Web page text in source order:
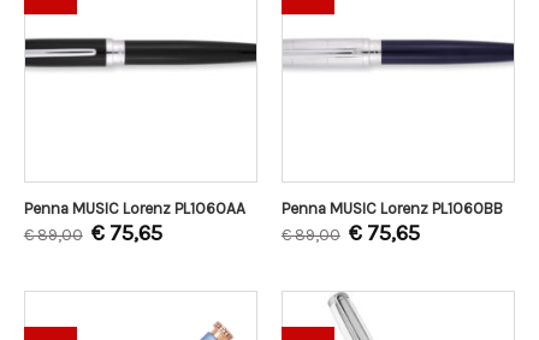
Penna MUSIC Lorenz PL1060AA
€89,00 €75,65
Penna MUSIC Lorenz PL1060BB
€89,00 €75,65